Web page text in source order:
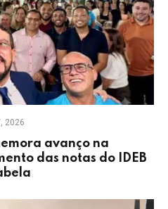
2026
avanço na
das notas do IDEB